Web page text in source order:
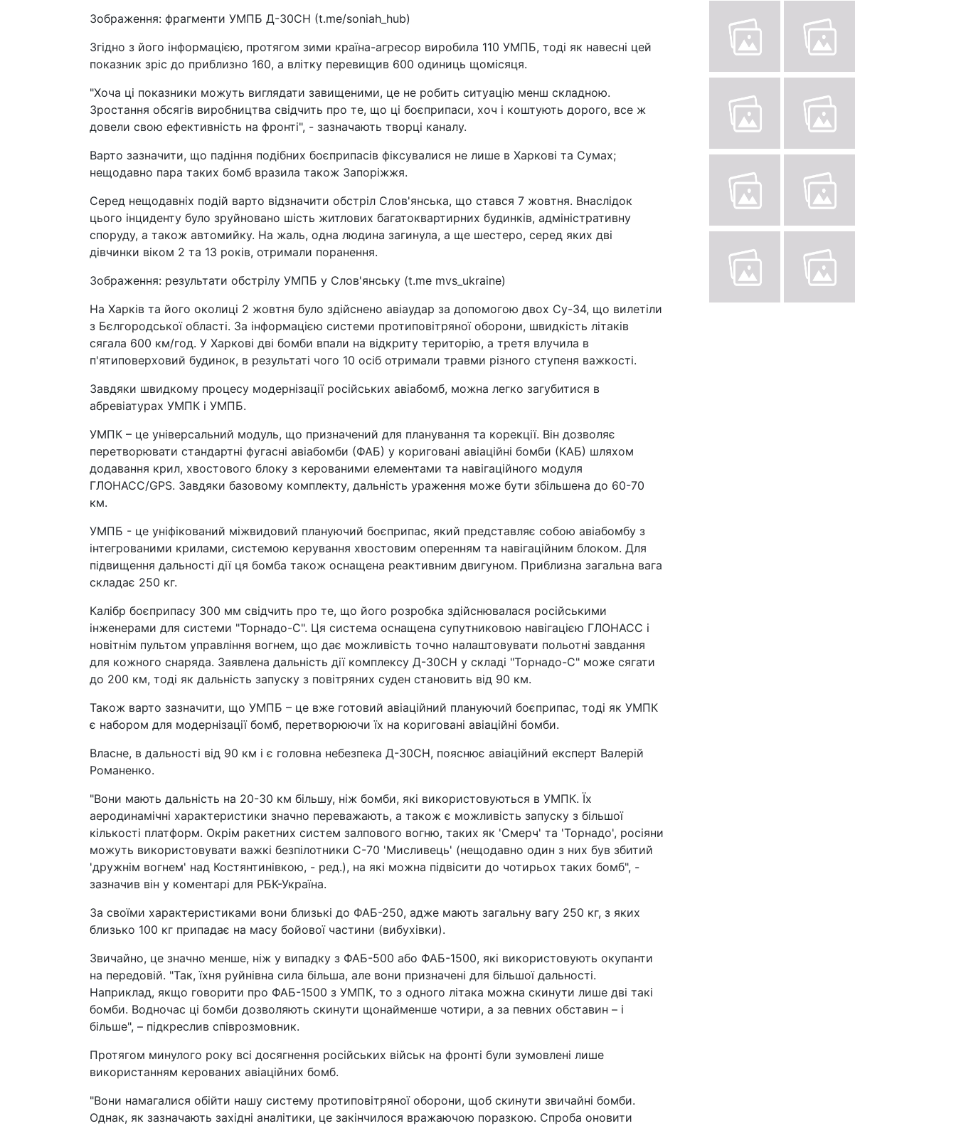
Зображення: фрагменти УМПБ Д-30СН (t.me/soniah_hub)
Згідно з його інформацією, протягом зими країна-агресор виробила 110 УМПБ, тоді як навесні цей
показник зріс до приблизно 160, а влітку перевищив 600 одиниць щомісяця.
"Хоча ці показники можуть виглядати завищеними, це не робить ситуацію менш складною.
Зростання обсягів виробництва свідчить про те, що ці боєприпаси, хоч і коштують дорого, все ж
довели свою ефективність на фронті", - зазначають творці каналу.
Варто зазначити, що падіння подібних боєприпасів фіксувалися не лише в Харкові та Сумах;
нещодавно пара таких бомб вразила також Запоріжжя.
Серед нещодавніх подій варто відзначити обстріл Слов'янська, що стався 7 жовтня. Внаслідок
цього інциденту було зруйновано шість житлових багатоквартирних будинків, адміністративну
споруду, а також автомийку. На жаль, одна людина загинула, а ще шестеро, серед яких дві
дівчинки віком 2 та 13 років, отримали поранення.
Зображення: результати обстрілу УМПБ у Слов'янську (t.me mvs_ukraine)
На Харків та його околиці 2 жовтня було здійснено авіаудар за допомогою двох Су-34, що вилетіли
з Бєлгородської області. За інформацією системи протиповітряної оборони, швидкість літаків
сягала 600 км/год. У Харкові дві бомби впали на відкриту територію, а третя влучила в
п'ятиповерховий будинок, в результаті чого 10 осіб отримали травми різного ступеня важкості.
Завдяки швидкому процесу модернізації російських авіабомб, можна легко загубитися в
абревіатурах УМПК і УМПБ.
УМПК – це універсальний модуль, що призначений для планування та корекції. Він дозволяє
перетворювати стандартні фугасні авіабомби (ФАБ) у кориговані авіаційні бомби (КАБ) шляхом
додавання крил, хвостового блоку з керованими елементами та навігаційного модуля
ГЛОНАСС/GPS. Завдяки базовому комплекту, дальність ураження може бути збільшена до 60-70
км.
УМПБ - це уніфікований міжвидовий плануючий боєприпас, який представляє собою авіабомбу з
інтегрованими крилами, системою керування хвостовим оперенням та навігаційним блоком. Для
підвищення дальності дії ця бомба також оснащена реактивним двигуном. Приблизна загальна вага
складає 250 кг.
Калібр боєприпасу 300 мм свідчить про те, що його розробка здійснювалася російськими
інженерами для системи "Торнадо-С". Ця система оснащена супутниковою навігацією ГЛОНАСС і
новітнім пультом управління вогнем, що дає можливість точно налаштовувати польотні завдання
для кожного снаряда. Заявлена дальність дії комплексу Д-30СН у складі "Торнадо-С" може сягати
до 200 км, тоді як дальність запуску з повітряних суден становить від 90 км.
Також варто зазначити, що УМПБ – це вже готовий авіаційний плануючий боєприпас, тоді як УМПК
є набором для модернізації бомб, перетворюючи їх на кориговані авіаційні бомби.
Власне, в дальності від 90 км і є головна небезпека Д-30СН, пояснює авіаційний експерт Валерій
Романенко.
"Вони мають дальність на 20-30 км більшу, ніж бомби, які використовуються в УМПК. Їх
аеродинамічні характеристики значно переважають, а також є можливість запуску з більшої
кількості платформ. Окрім ракетних систем залпового вогню, таких як 'Смерч' та 'Торнадо', росіяни
можуть використовувати важкі безпілотники С-70 'Мисливець' (нещодавно один з них був збитий
'дружнім вогнем' над Костянтинівкою, - ред.), на які можна підвісити до чотирьох таких бомб", -
зазначив він у коментарі для РБК-Україна.
За своїми характеристиками вони близькі до ФАБ-250, адже мають загальну вагу 250 кг, з яких
близько 100 кг припадає на масу бойової частини (вибухівки).
Звичайно, це значно менше, ніж у випадку з ФАБ-500 або ФАБ-1500, які використовують окупанти
на передовій. "Так, їхня руйнівна сила більша, але вони призначені для більшої дальності.
Наприклад, якщо говорити про ФАБ-1500 з УМПК, то з одного літака можна скинути лише дві такі
бомби. Водночас ці бомби дозволяють скинути щонайменше чотири, а за певних обставин – і
більше", – підкреслив співрозмовник.
Протягом минулого року всі досягнення російських військ на фронті були зумовлені лише
використанням керованих авіаційних бомб.
"Вони намагалися обійти нашу систему протиповітряної оборони, щоб скинути звичайні бомби.
Однак, як зазначають західні аналітики, це закінчилося вражаючою поразкою. Спроба оновити